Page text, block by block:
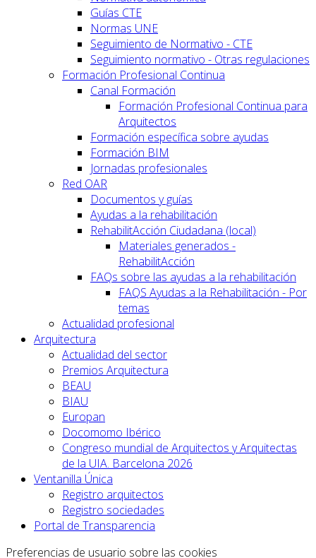
Guías CTE
Normas UNE
Seguimiento de Normativo - CTE
Seguimiento normativo - Otras regulaciones
Formación Profesional Continua
Canal Formación
Formación Profesional Continua para
Arquitectos
Formación específica sobre ayudas
Formación BIM
Jornadas profesionales
Red OAR
Documentos y guías
Ayudas a la rehabilitación
RehabilitAcción Ciudadana (local)
Materiales generados -
RehabilitAcción
FAQs sobre las ayudas a la rehabilitación
FAQS Ayudas a la Rehabilitación - Por
temas
Actualidad profesional
Arquitectura
Actualidad del sector
Premios Arquitectura
BEAU
BIAU
Europan
Docomomo Ibérico
Congreso mundial de Arquitectos y Arquitectas
de la UIA. Barcelona 2026
Ventanilla Única
Registro arquitectos
Registro sociedades
Portal de Transparencia
Preferencias de usuario sobre las cookies